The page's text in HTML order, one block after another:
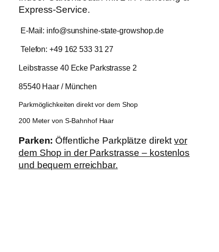
Express-Service.
E-Mail: info@sunshine-state-growshop.de
Telefon: +49 162 533 31 27
Leibstrasse 40 Ecke Parkstrasse 2
85540 Haar / München
Parkmöglichkeiten direkt vor dem Shop
200 Meter von S-Bahnhof Haar
Parken: Öffentliche Parkplätze direktvor
dem Shop in der Parkstrasse – kostenlos
und bequem erreichbar.